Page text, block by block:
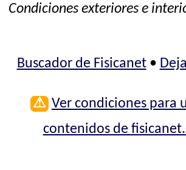
Condiciones exteriores e
Buscador de Fisicanet•
⚠ Ver condiciones para
contenidos de